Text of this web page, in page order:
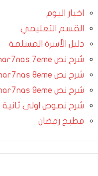
اخبار اليوم
القسم التعليمي
دليل الأسرة المسلمة
شرح نص char7nas 7eme
شرح نص char7nas 8eme
شرح نص char7nas 9eme
شرح نصوص اولى ثانية
مطبخ رمضان